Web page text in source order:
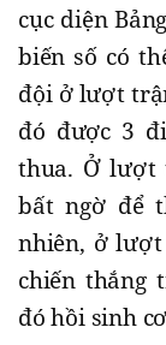
cục diện
biến số có
đội ở lượt
đó được 3
thua. Ở lượt
bất ngờ để
nhiên, ở
chiến thắng
đó hồi sinh